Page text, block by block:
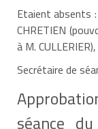
Etaient absents :
CHRETIEN
à M.
Secrétaire de
séance